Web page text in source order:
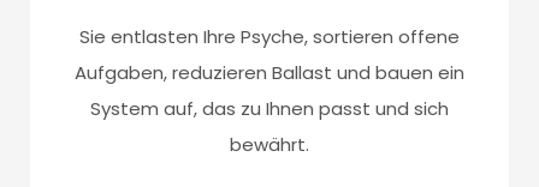
Sie entlasten Ihre Psyche, sortieren offene
Aufgaben, reduzieren Ballast und bauen ein
System auf, das zu Ihnen passt und sich
bewährt.